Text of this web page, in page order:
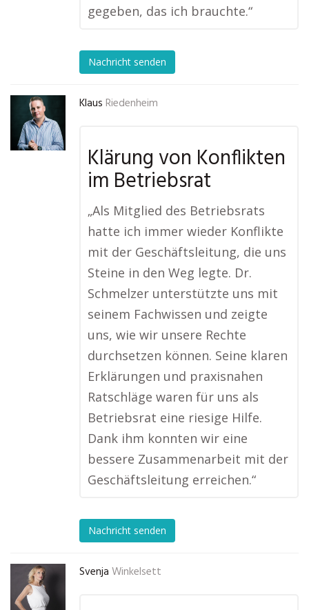
gegeben, das ich brauchte.“
Nachricht senden
Klaus Riedenheim
Klärung von Konflikten
im Betriebsrat
„Als Mitglied des Betriebsrats
hatte ich immer wieder Konflikte
mit der Geschäftsleitung, die uns
Steine in den Weg legte. Dr.
Schmelzer unterstützte uns mit
seinem Fachwissen und zeigte
uns, wie wir unsere Rechte
durchsetzen können. Seine klaren
Erklärungen und praxisnahen
Ratschläge waren für uns als
Betriebsrat eine riesige Hilfe.
Dank ihm konnten wir eine
bessere Zusammenarbeit mit der
Geschäftsleitung erreichen.“
Nachricht senden
Svenja Winkelsett